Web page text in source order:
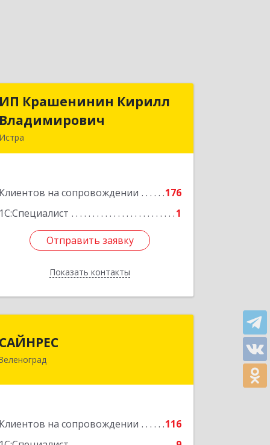
ИП Крашенинин Кирилл
Владимирович
Истра
Клиентов на сопровождении
176
1С:Специалист
1
Отправить заявку
Показать контакты
ИП Крашенинин Кирилл
Владимирович
Подробнее
Отправить заявку
Назад
САЙНРЕС
Клиентов на сопровождении
116
124365, Москва г, Зеленоград г,